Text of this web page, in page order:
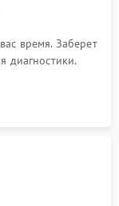
время. Заберет
диагностики.